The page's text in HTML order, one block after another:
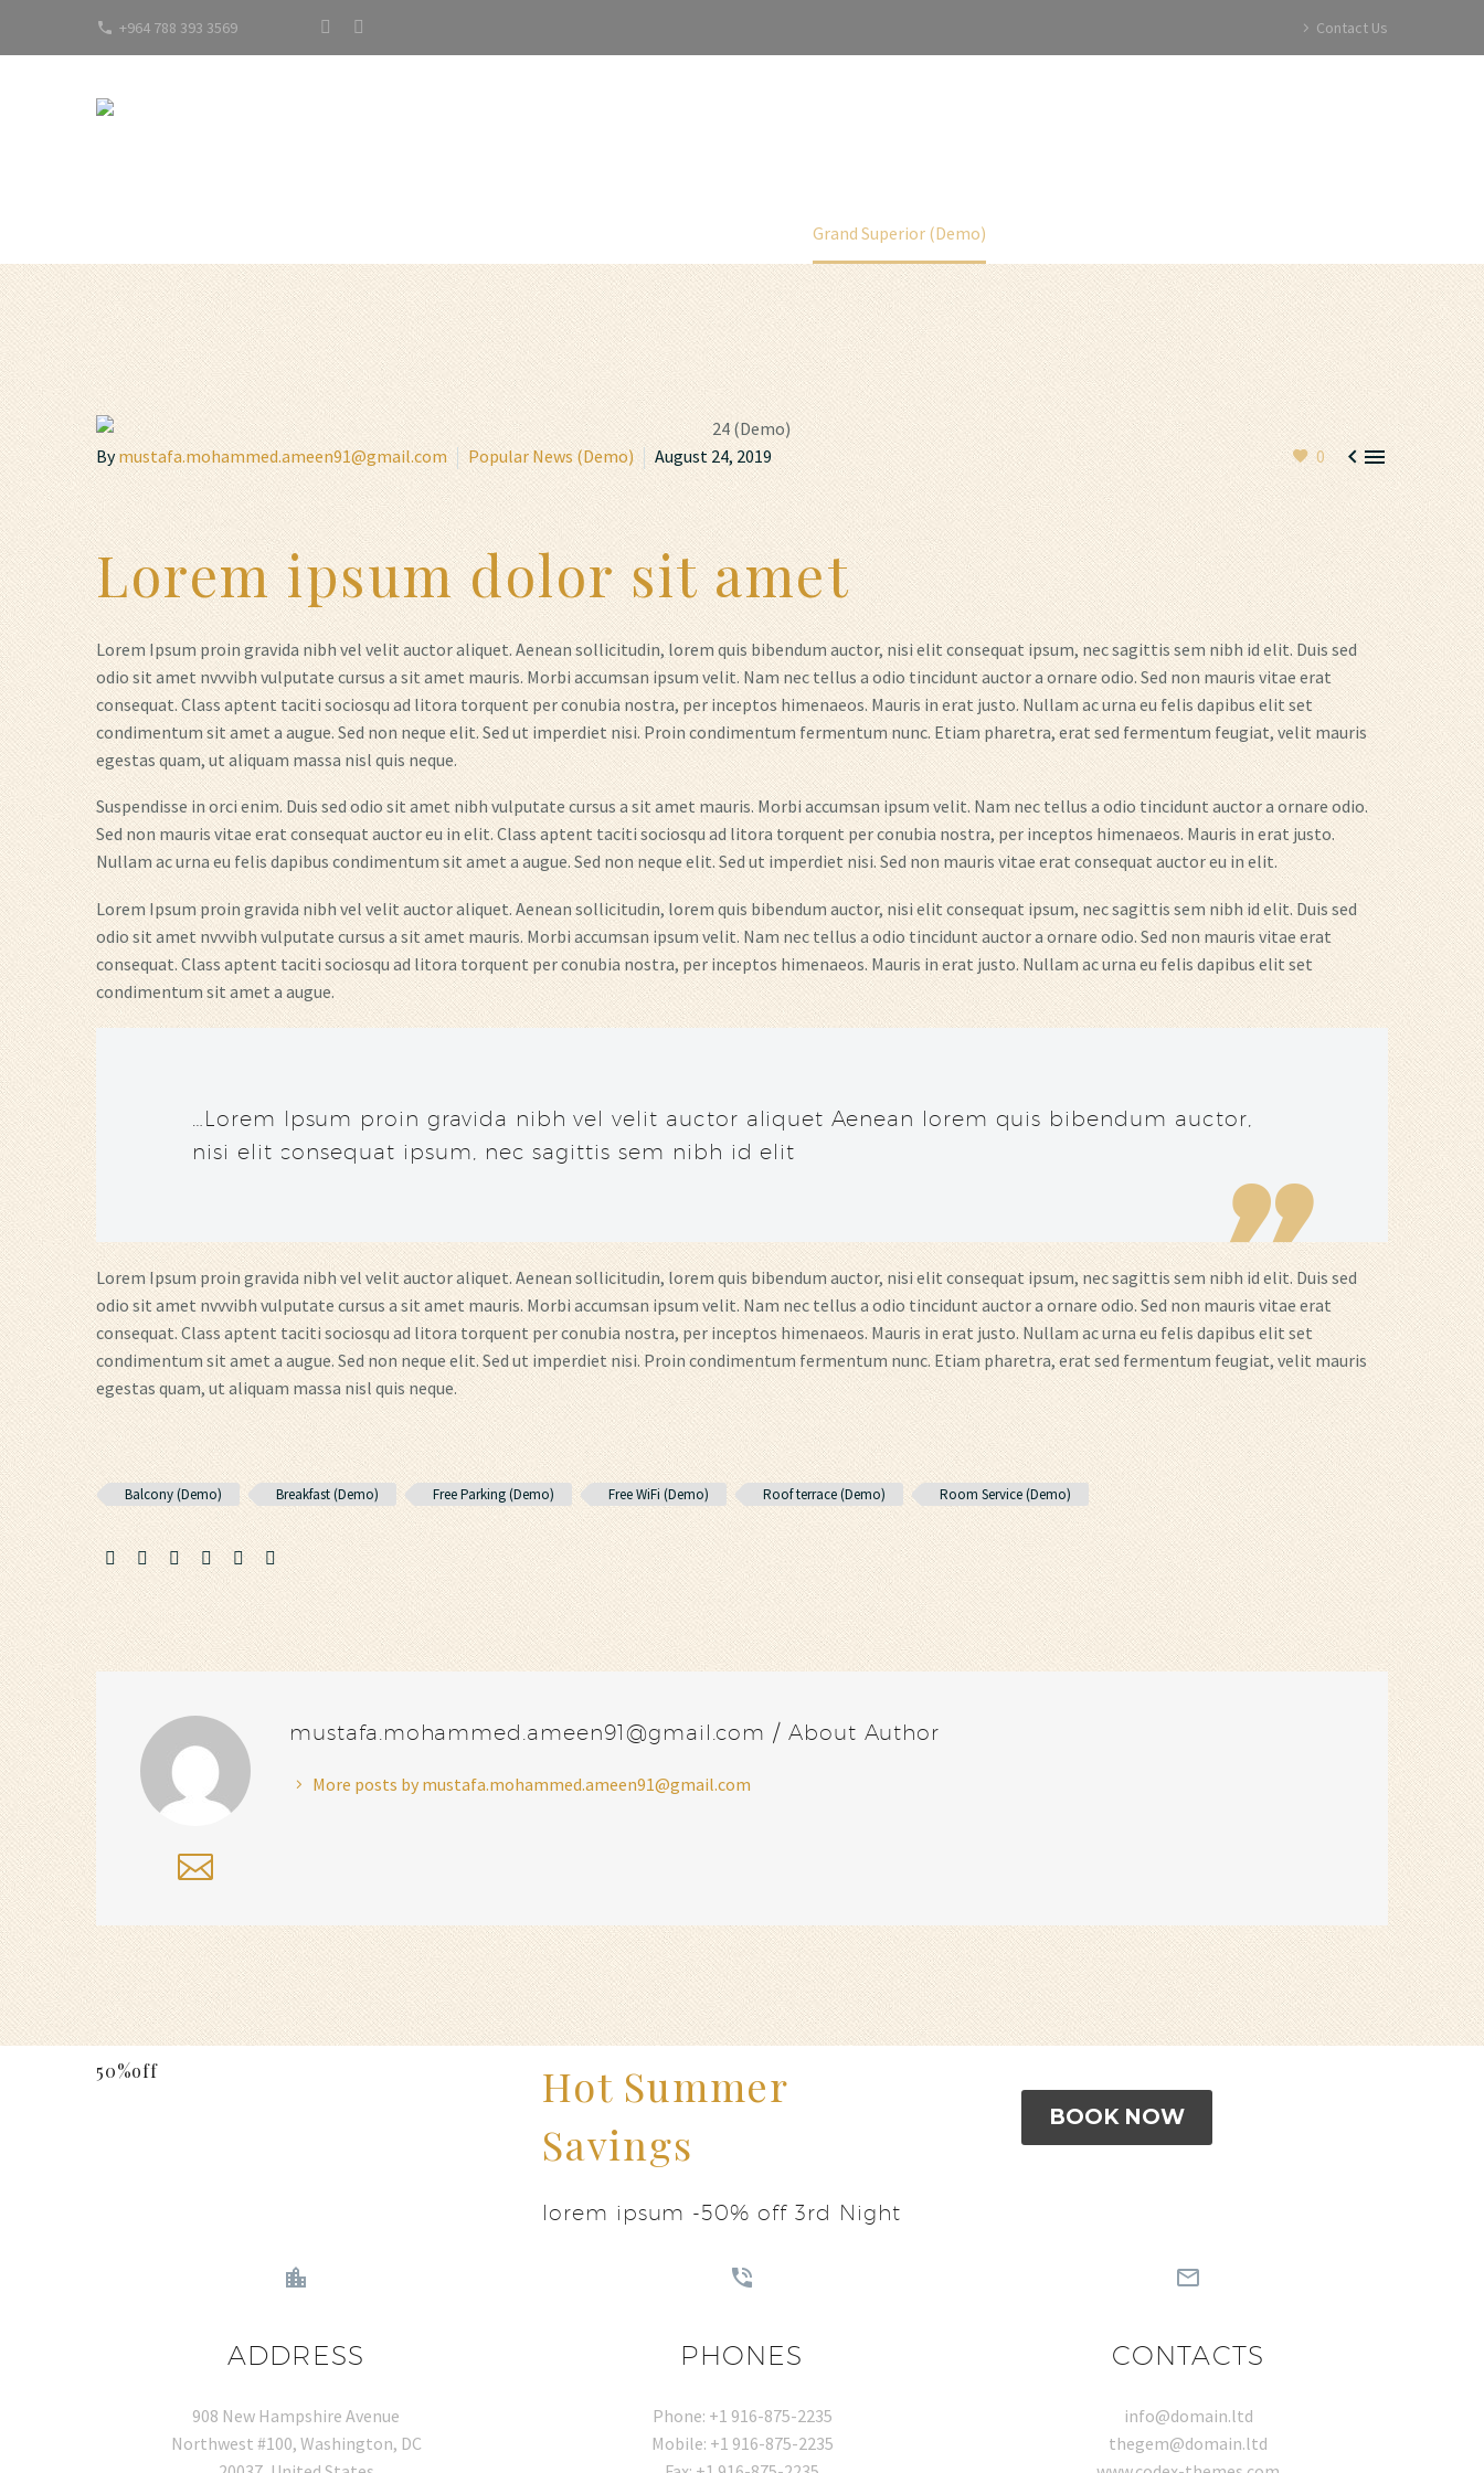
+964 788 393 3569 Contact Us
Grand Superior (Demo)
Grand Superior (Demo)
0 
Bymustafa.mohammed.ameen91@gmail.com Popular News (Demo) August 24, 2019
Lorem ipsum dolor sit amet
Lorem Ipsum proin gravida nibh vel velit auctor aliquet. Aenean sollicitudin, lorem quis bibendum auctor, nisi elit consequat ipsum, nec sagittis sem nibh id elit. Duis sed
odio sit amet nvvvibh vulputate cursus a sit amet mauris. Morbi accumsan ipsum velit. Nam nec tellus a odio tincidunt auctor a ornare odio. Sed non mauris vitae erat
consequat. Class aptent taciti sociosqu ad litora torquent per conubia nostra, per inceptos himenaeos. Mauris in erat justo. Nullam ac urna eu felis dapibus elit set
condimentum sit amet a augue. Sed non neque elit. Sed ut imperdiet nisi. Proin condimentum fermentum nunc. Etiam pharetra, erat sed fermentum feugiat, velit mauris
egestas quam, ut aliquam massa nisl quis neque.
Suspendisse in orci enim. Duis sed odio sit amet nibh vulputate cursus a sit amet mauris. Morbi accumsan ipsum velit. Nam nec tellus a odio tincidunt auctor a ornare odio.
Sed non mauris vitae erat consequat auctor eu in elit. Class aptent taciti sociosqu ad litora torquent per conubia nostra, per inceptos himenaeos. Mauris in erat justo.
Nullam ac urna eu felis dapibus condimentum sit amet a augue. Sed non neque elit. Sed ut imperdiet nisi. Sed non mauris vitae erat consequat auctor eu in elit.
Lorem Ipsum proin gravida nibh vel velit auctor aliquet. Aenean sollicitudin, lorem quis bibendum auctor, nisi elit consequat ipsum, nec sagittis sem nibh id elit. Duis sed
odio sit amet nvvvibh vulputate cursus a sit amet mauris. Morbi accumsan ipsum velit. Nam nec tellus a odio tincidunt auctor a ornare odio. Sed non mauris vitae erat
consequat. Class aptent taciti sociosqu ad litora torquent per conubia nostra, per inceptos himenaeos. Mauris in erat justo. Nullam ac urna eu felis dapibus elit set
condimentum sit amet a augue.
…Lorem Ipsum proin gravida nibh vel velit auctor aliquet Aenean lorem quis bibendum auctor,
nisi elit consequat ipsum, nec sagittis sem nibh id elit
Lorem Ipsum proin gravida nibh vel velit auctor aliquet. Aenean sollicitudin, lorem quis bibendum auctor, nisi elit consequat ipsum, nec sagittis sem nibh id elit. Duis sed
odio sit amet nvvvibh vulputate cursus a sit amet mauris. Morbi accumsan ipsum velit. Nam nec tellus a odio tincidunt auctor a ornare odio. Sed non mauris vitae erat
consequat. Class aptent taciti sociosqu ad litora torquent per conubia nostra, per inceptos himenaeos. Mauris in erat justo. Nullam ac urna eu felis dapibus elit set
condimentum sit amet a augue. Sed non neque elit. Sed ut imperdiet nisi. Proin condimentum fermentum nunc. Etiam pharetra, erat sed fermentum feugiat, velit mauris
egestas quam, ut aliquam massa nisl quis neque.
Balcony (Demo) Breakfast (Demo) Free Parking (Demo) Free WiFi (Demo) Roof terrace (Demo) Room Service (Demo)
mustafa.mohammed.ameen91@gmail.com / About Author
More posts by mustafa.mohammed.ameen91@gmail.com
50%off
Hot Summer
Savings
lorem ipsum -50% off 3rd Night
BOOK NOW
ADDRESS
908 New Hampshire Avenue
Northwest #100, Washington, DC
PHONES
Phone: +1 916-875-2235
Mobile: +1 916-875-2235
CONTACTS
info@domain.ltd
thegem@domain.ltd